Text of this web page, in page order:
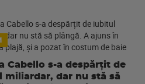
Cabello s-a despărțit de
miliardar, dar nu stă să